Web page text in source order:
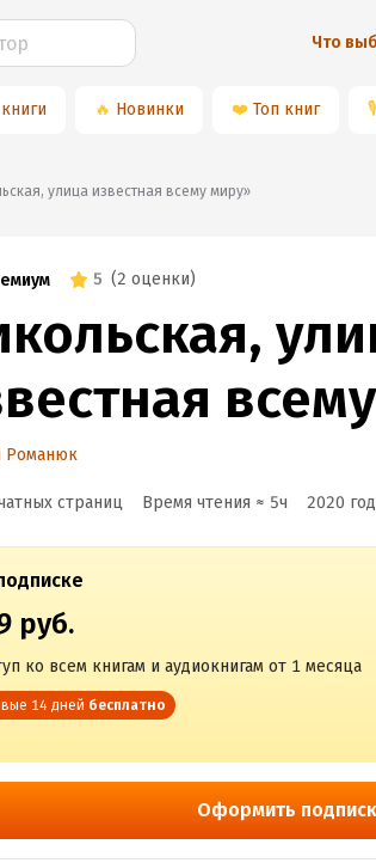
Что
🔥 Новинки ❤️ Топ книг 🎙
улица известная всему миру»
5 (2 оценки)
Романюк
страниц Время чтения ≈ 5ч 2020 год
руб.
ко всем книгам и аудиокнигам от 1 месяца
14 дней бесплатно
Оформить